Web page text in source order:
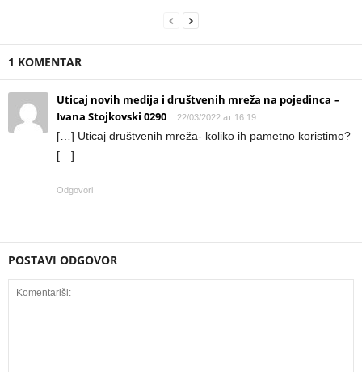
1 KOMENTAR
Uticaj novih medija i društvenih mreža na pojedinca –
Ivana Stojkovski 0290
22/03/2022 ат 16:19
[…] Uticaj društvenih mreža- koliko ih pametno koristimo?
[…]
Odgovori
POSTAVI ODGOVOR